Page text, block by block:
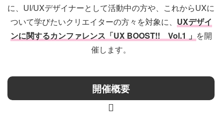
に、UI/UXデザイナーとして活動中の方や、これからUXに
ついて学びたいクリエイターの方々を対象に、 UXデザイ
ンに関するカンファレンス「UX BOOST!! Vol.1 」 を開
催します。
開催概要